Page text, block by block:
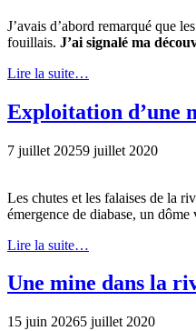
J’avais d’abord remarqué que
fouillais. J’ai signalé ma
Lire la suite…
Exploitation d’une
7 juillet 20259 juillet 2020
Les chutes et les falaises de la
émergence de diabase, un
Lire la suite…
Une mine dans la
15 juin 20265 juillet 2020